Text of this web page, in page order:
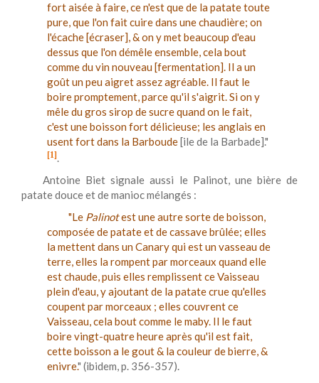
fort aisée à faire, ce n'est que de la patate toute
pure, que l'on fait cuire dans une chaudière; on
l'écache [écraser], & on y met beaucoup d'eau
dessus que l'on démêle ensemble, cela bout
comme du vin nouveau [fermentation]. Il a un
goût un peu aigret assez agréable. Il faut le
boire promptement, parce qu'il s'aigrit. Si on y
mêle du gros sirop de sucre quand on le fait,
c'est une boisson fort délicieuse; les anglais en
usent fort dans la Barboude[ile de la Barbade]."
[1].
Antoine Biet signale aussi le Palinot, une bière de
patate douce et de manioc mélangés :
"Le Palinotest une autre sorte de boisson,
composée de patate et de cassave brûlée; elles
la mettent dans un Canary qui est un vasseau de
terre, elles la rompent par morceaux quand elle
est chaude, puis elles remplissent ce Vaisseau
plein d'eau, y ajoutant de la patate crue qu'elles
coupent par morceaux ; elles couvrent ce
Vaisseau, cela bout comme le maby. Il le faut
boire vingt-quatre heure après qu'il est fait,
cette boisson a le gout & la couleur de bierre, &
enivre." (ibidem, p. 356-357).